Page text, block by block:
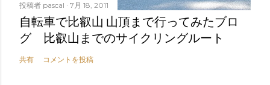
投稿者 pascal 7月 18, 2011
自転車で比叡山 山頂まで行ってみたブロ
グ 比叡山までのサイクリングルート
共有 コメントを投稿